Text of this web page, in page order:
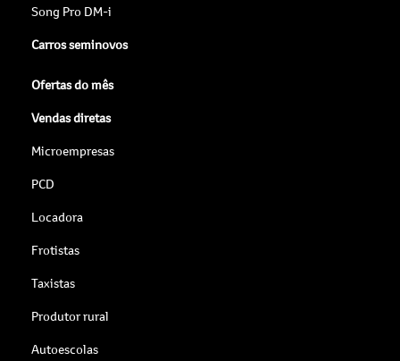
Song Pro DM-i
Carros seminovos
Ofertas do mês
Vendas diretas
Microempresas
PCD
Locadora
Frotistas
Taxistas
Produtor rural
Autoescolas